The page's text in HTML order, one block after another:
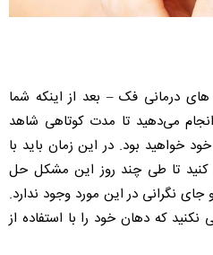
درمانی فک – بعد از اینکه شما
می‌دهید تا مدت کوتاهی شاهد
خواهید بود. در این زمان باید با
تا طی چند روز این مشکل حل
نگرانی در این مورد وجود ندارد.
که دهان خود را با استفاده از